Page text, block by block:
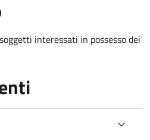
interessati in possesso dei